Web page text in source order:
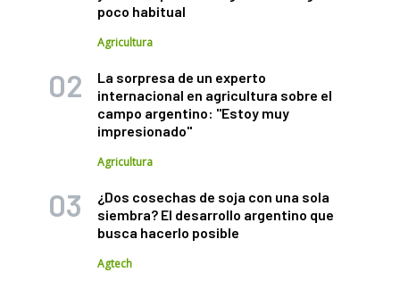
poco habitual
Agricultura
La sorpresa de un experto
internacional en agricultura sobre el
campo argentino: "Estoy muy
impresionado"
Agricultura
¿Dos cosechas de soja con una sola
siembra? El desarrollo argentino que
busca hacerlo posible
Agtech